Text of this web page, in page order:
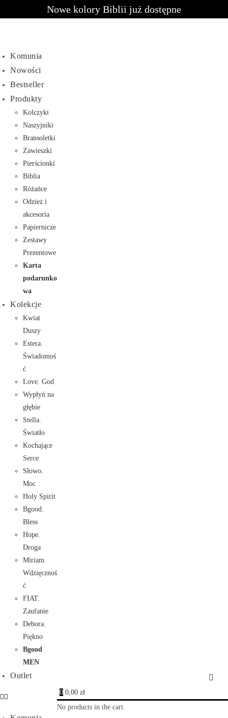
Nowe kolory Biblii już dostępne
Komunia
Nowości
Bestseller
Produkty
Kolczyki
Naszyjniki
Bransoletki
Zawieszki
Pierścionki
Biblia
Różańce
Odzież i
akcesoria
Papiernicze
Zestawy
Prezentowe
Karta
podarunko
wa
Kolekcje
Kwiat
Duszy
Estera.
Świadomoś
ć
Love. God
Wypłyń na
głębie
Stella.
Światło
Kochające
Serce
Słowo.
Moc
Holy Spirit
Bgood.
Bless
Hope.
Droga
Miriam.
Wdzięcznoś
ć
FIAT.
Zaufanie
Debora.
Piękno
Bgood
MEN
Outlet
0 0,00 zł
No products in the cart.